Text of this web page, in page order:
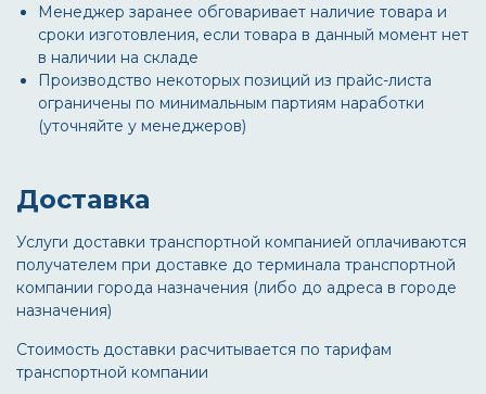
Менеджер заранее обговаривает наличие товара и
сроки изготовления, если товара в данный момент нет
в наличии на складе
Производство некоторых позиций из прайс-листа
ограничены по минимальным партиям наработки
(уточняйте у менеджеров)
Доставка
Услуги доставки транспортной компанией оплачиваются
получателем при доставке до терминала транспортной
компании города назначения (либо до адреса в городе
назначения)
Стоимость доставки расчитывается по тарифам
транспортной компании